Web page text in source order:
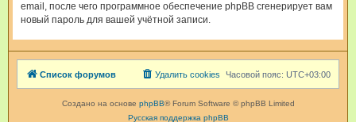
email, после чего программное обеспечение phpBB сгенерирует вам
новый пароль для вашей учётной записи.
Список форумов Часовой пояс: UTC+03:00
Удалить cookies
Создано на основе phpBB® Forum Software © phpBB Limited
Русская поддержка phpBB